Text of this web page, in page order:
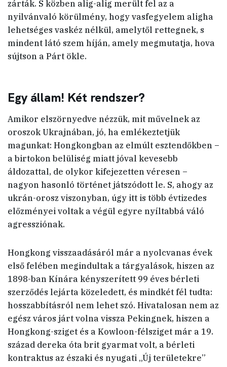
zárták. S közben alig-alig merült fel az a
nyilvánvaló körülmény, hogy vasfegyelem aligha
lehetséges vaskéz nélkül, amelytől rettegnek, s
mindent látó szem híján, amely megmutatja, hova
sújtson a Párt ökle.
Egy állam! Két rendszer?
Amikor elszörnyedve nézzük, mit művelnek az
oroszok Ukrajnában, jó, ha emlékeztetjük
magunkat: Hongkongban az elmúlt esztendőkben –
a birtokon belüliség miatt jóval kevesebb
áldozattal, de olykor kifejezetten véresen –
nagyon hasonló történet játszódott le. S, ahogy az
ukrán-orosz viszonyban, úgy itt is több évtizedes
előzményei voltak a végül egyre nyíltabbá váló
agressziónak.
Hongkong visszaadásáról már a nyolcvanas évek
első felében megindultak a tárgyalások, hiszen az
1898-ban Kínára kényszerített 99 éves bérleti
szerződés lejárta közeledett, és mindkét fél tudta:
hosszabbításról nem lehet szó. Hivatalosan nem az
egész város járt volna vissza Pekingnek, hiszen a
Hongkong-sziget és a Kowloon-félsziget már a 19.
század dereka óta brit gyarmat volt, a bérleti
kontraktus az északi és nyugati „Új területekre”